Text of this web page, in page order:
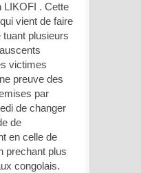
LIKOFI . Cette
vient de faire
tuant plusieurs
victimes
preuve des
par
de changer
de
en celle de
prechant plus
congolais.